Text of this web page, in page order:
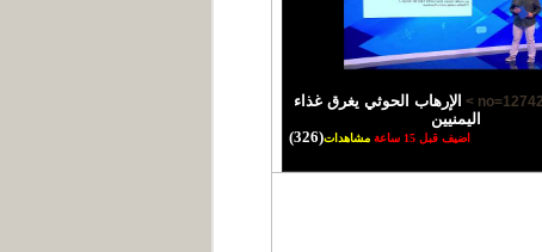
الإرهاب الحوثي يغرق غذاء
اليمنيين
اضيف قبل 15 ساعة مشاهدات(326)